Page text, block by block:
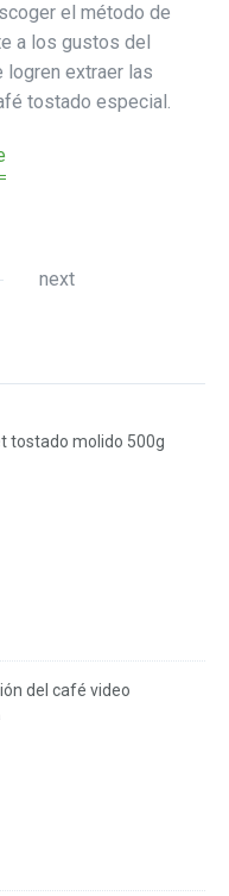
el método de
a los gustos del
logren extraer las
tostado especial.
next
tostado molido 500g
del café video